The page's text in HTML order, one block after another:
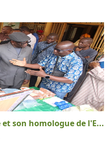
son homologue de l'E...